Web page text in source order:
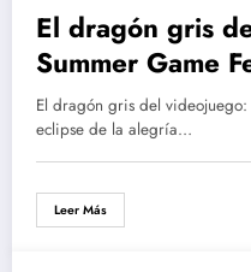
El dragón gris
Summer Game
eclipse de la
El dragón gris del
eclipse de la alegría…
Leer Más